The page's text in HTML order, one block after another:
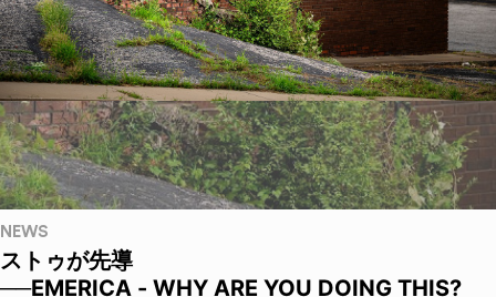
NEWS
ストゥが先導
──EMERICA - WHY ARE YOU DOING THIS?